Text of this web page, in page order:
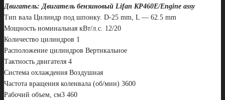
Двигатель: Двигатель бензиновый Lifan KP460E/Engine assy
Тип вала Цилиндр под шпонку. D-25 mm, L — 62.5 mm
Мощность номинальная кВт/л.с. 12/20
Количество цилиндров 1
Расположение цилиндров Вертикальное
Тактность двигателя 4
Система охлаждения Воздушная
Частота вращения коленвала (об/мин) 3600
Рабочий объем, см3 460